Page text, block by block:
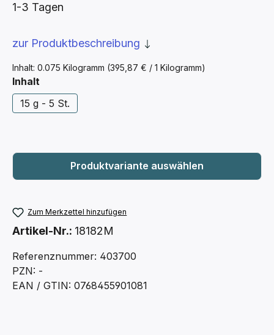
Inhalt: 0.075 Kilogramm (395,87 € / 1 Kilogramm)
1-3 Tagen
zur Produktbeschreibung
Inhalt
15 g - 5 St.
Zum Merkzettel hinzufügen
Artikel-Nr.: 18182M
Referenznummer: 403700
PZN: -
EAN / GTIN: 0768455901081